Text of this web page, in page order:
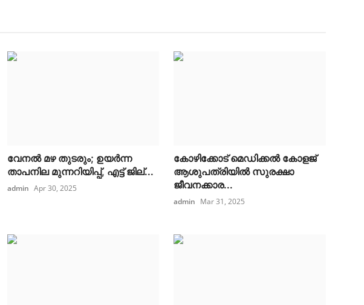
വേനൽ മഴ തുടരും; ഉയർന്ന
താപനില മുന്നറിയിപ്പ്, എട്ട് ജില്...
admin Apr 30, 2025
കോഴിക്കോട് മെഡിക്കൽ കോളജ്
ആശുപത്രിയിൽ സുരക്ഷാ
ജീവനക്കാര...
admin Mar 31, 2025